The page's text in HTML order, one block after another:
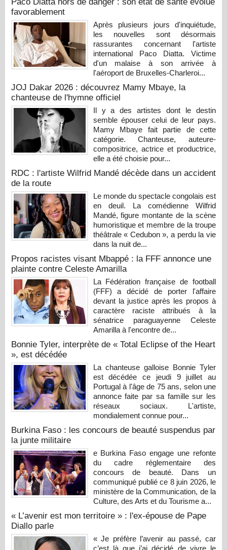
favorablement
Après plusieurs jours d'inquiétude,
les nouvelles sont désormais
rassurantes concernant l'artiste
international Paco Diatta. Victime
d'un malaise à son arrivée à
l'aéroport de Bruxelles-Charleroi...
JOJ Dakar 2026 : découvrez Mamy Mbaye, la
chanteuse de l'hymne officiel
Il y a des artistes dont le destin
semble épouser celui de leur pays.
Mamy Mbaye fait partie de cette
catégorie. Chanteuse, auteure-
compositrice, actrice et productrice,
elle a été choisie pour...
RDC : l'artiste Wilfrid Mandé décède dans un accident
de la route
Le monde du spectacle congolais est
en deuil. La comédienne Wilfrid
Mandé, figure montante de la scène
humoristique et membre de la troupe
théâtrale « Cedubon », a perdu la vie
dans la nuit de...
Propos racistes visant Mbappé : la FFF annonce une
plainte contre Celeste Amarilla
La Fédération française de football
(FFF) a décidé de porter l'affaire
devant la justice après les propos à
caractère raciste attribués à la
sénatrice paraguayenne Celeste
Amarilla à l'encontre de...
Bonnie Tyler, interprète de « Total Eclipse of the Heart
», est décédée
La chanteuse galloise Bonnie Tyler
est décédée ce jeudi 9 juillet au
Portugal à l'âge de 75 ans, selon une
annonce faite par sa famille sur les
réseaux sociaux. L'artiste,
mondialement connue pour...
Burkina Faso : les concours de beauté suspendus par
la junte militaire
e Burkina Faso engage une refonte
du cadre réglementaire des
concours de beauté. Dans un
communiqué publié ce 8 juin 2026, le
ministère de la Communication, de la
Culture, des Arts et du Tourisme a...
« L’avenir est mon territoire » : l'ex-épouse de Pape
Diallo parle
« Je préfère l’avenir au passé, car
c’est là que j’ai décidé de vivre le